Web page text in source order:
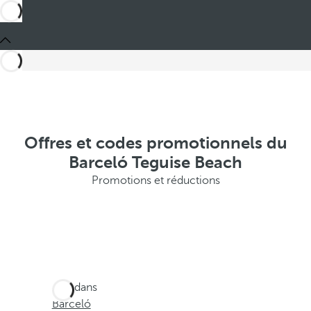
Offres et codes promotionnels du
Barceló Teguise Beach
Promotions et réductions
Ces dans
Barceló